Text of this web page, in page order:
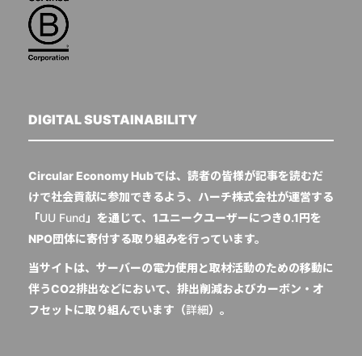
DIGITAL SUSTAINABILITY
Circular Economy Hubでは、読者の皆様が記事を読むだ
けで社会貢献に参加できるよう、ハーチ株式会社が運営する
「UU Fund 」を通じて、1ユニークユーザーにつき0.1円を
NPO団体に寄付する取り組みを行っています。
当サイトは、サーバーの電力使用と取材活動のための移動に
伴うCO2排出などにおいて、排出削減およびカーボン・オ
フセットに取り組んでいます（詳細）。